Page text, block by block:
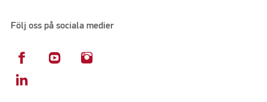
Följ oss på sociala medier